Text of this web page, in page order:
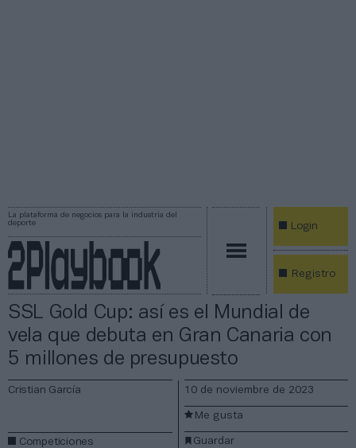
La plataforma de negocios para la industria del
deporte
Login
Registro
SSL Gold Cup: así es el Mundial de
vela que debuta en Gran Canaria con
5 millones de presupuesto
Cristian García
Competiciones
10 de noviembre de 2023
Guardar
Me gusta